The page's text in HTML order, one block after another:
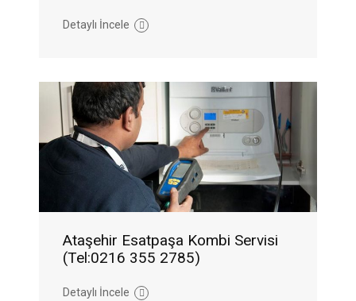
Detaylı İncele
Ataşehir Esatpaşa Kombi Servisi
(Tel:0216 355 2785)
Detaylı İncele